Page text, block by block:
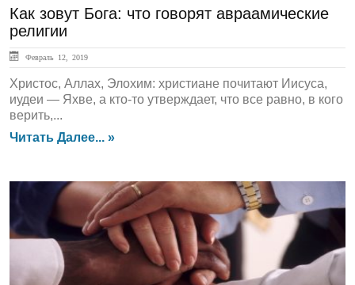
Как зовут Бога: что говорят авраамические
религии
Февраль 12, 2019
Христос, Аллах, Элохим: христиане почитают Иисуса,
иудеи — Яхве, а кто-то утверждает, что все равно, в кого
верить,...
Читать Далее... »
ЛЕНТА НОВОСТЕЙ